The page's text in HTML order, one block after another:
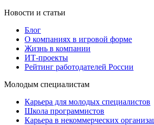
Новости и статьи
Блог
О компаниях в игровой форме
Жизнь в компании
ИТ-проекты
Рейтинг работодателей России
Молодым специалистам
Карьера для молодых специалистов
Школа программистов
Карьера в некоммерческих